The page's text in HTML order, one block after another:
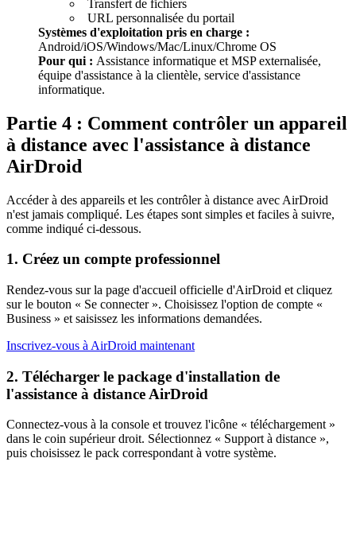
Transfert de fichiers
URL personnalisée du portail
Systèmes d'exploitation pris en charge :
Android/iOS/Windows/Mac/Linux/Chrome OS
Pour qui : Assistance informatique et MSP externalisée,
équipe d'assistance à la clientèle, service d'assistance
informatique.
Partie 4 : Comment contrôler un appareil
à distance avec l'assistance à distance
AirDroid
Accéder à des appareils et les contrôler à distance avec AirDroid
n'est jamais compliqué. Les étapes sont simples et faciles à suivre,
comme indiqué ci-dessous.
1. Créez un compte professionnel
Rendez-vous sur la page d'accueil officielle d'AirDroid et cliquez
sur le bouton « Se connecter ». Choisissez l'option de compte «
Business » et saisissez les informations demandées.
Inscrivez-vous à AirDroid maintenant
2. Télécharger le package d'installation de
l'assistance à distance AirDroid
Connectez-vous à la console et trouvez l'icône « téléchargement »
dans le coin supérieur droit. Sélectionnez « Support à distance »,
puis choisissez le pack correspondant à votre système.